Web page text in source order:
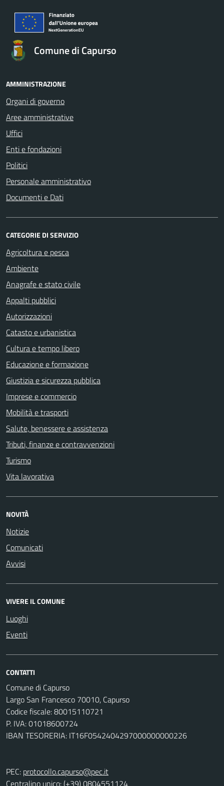
Comune di Capurso
AMMINISTRAZIONE
Organi di governo
Aree amministrative
Uffici
Enti e fondazioni
Politici
Personale amministrativo
Documenti e Dati
CATEGORIE DI SERVIZIO
Agricoltura e pesca
Ambiente
Anagrafe e stato civile
Appalti pubblici
Autorizzazioni
Catasto e urbanistica
Cultura e tempo libero
Educazione e formazione
Giustizia e sicurezza pubblica
Imprese e commercio
Mobilità e trasporti
Salute, benessere e assistenza
Tributi, finanze e contravvenzioni
Turismo
Vita lavorativa
NOVITÀ
Notizie
Comunicati
Avvisi
VIVERE IL COMUNE
Luoghi
Eventi
CONTATTI
Comune di Capurso
Largo San Francesco 70010, Capurso
Codice fiscale: 80015110721
P. IVA: 01018600724
IBAN TESORERIA: IT16F0542404297000000000226
PEC: protocollo.capurso@pec.it
Centralino unico: (+39) 0804551124